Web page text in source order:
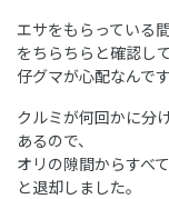
エサをもらっている
をちらちらと確認し
仔グマが心配なんです
クルミが何回かに分
あるので、
オリの隙間からすべ
と退却しました。